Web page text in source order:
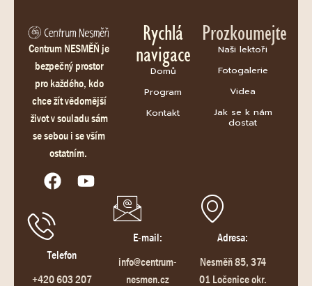
Centrum NESMĚŇ je
bezpečný prostor
pro každého, kdo
chce žít vědomější
život v souladu sám
se sebou i se vším
ostatním.
Rychlá
navigace
Domů
Program
Kontakt
Prozkoumejte
Naši lektoři
Fotogalerie
Videa
Jak se k nám
dostat
Telefon
+420 603 207
E-mail:
info@centrum-
nesmen.cz
Adresa:
Nesměň 85, 374
01 Ločenice okr.